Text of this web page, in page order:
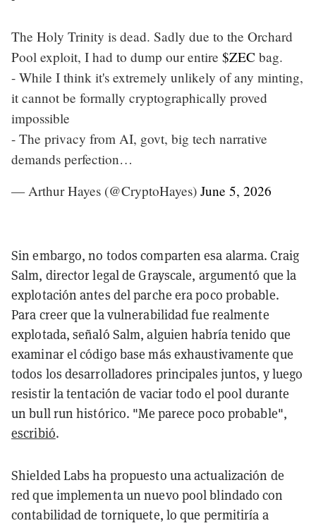
The Holy Trinity is dead. Sadly due to the Orchard
Pool exploit, I had to dump our entire $ZEC bag.
- While I think it's extremely unlikely of any minting,
it cannot be formally cryptographically proved
impossible
- The privacy from AI, govt, big tech narrative
demands perfection…
— Arthur Hayes (@CryptoHayes) June 5, 2026
Sin embargo, no todos comparten esa alarma. Craig
Salm, director legal de Grayscale, argumentó que la
explotación antes del parche era poco probable.
Para creer que la vulnerabilidad fue realmente
explotada, señaló Salm, alguien habría tenido que
examinar el código base más exhaustivamente que
todos los desarrolladores principales juntos, y luego
resistir la tentación de vaciar todo el pool durante
un bull run histórico. "Me parece poco probable",
escribió.
Shielded Labs ha propuesto una actualización de
red que implementa un nuevo pool blindado con
contabilidad de torniquete, lo que permitiría a